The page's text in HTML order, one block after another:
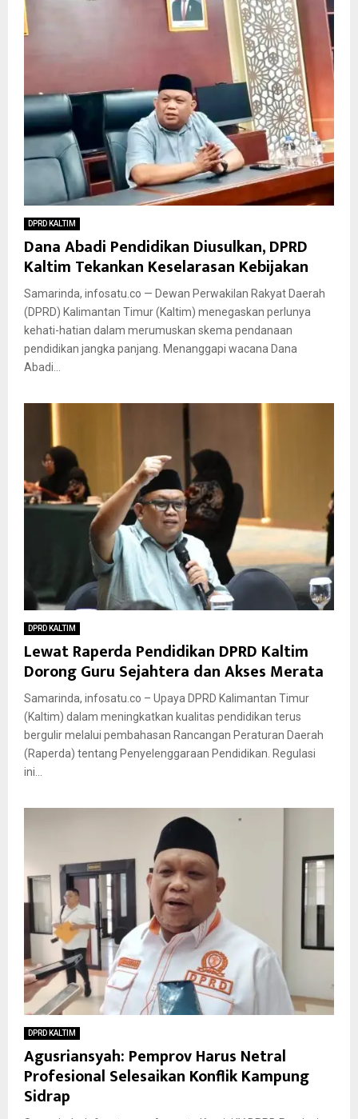
DPRD KALTIM
Dana Abadi Pendidikan Diusulkan, DPRD
Kaltim Tekankan Keselarasan Kebijakan
Samarinda, infosatu.co — Dewan Perwakilan Rakyat Daerah
(DPRD) Kalimantan Timur (Kaltim) menegaskan perlunya
kehati-hatian dalam merumuskan skema pendanaan
pendidikan jangka panjang. Menanggapi wacana Dana
Abadi...
DPRD KALTIM
Lewat Raperda Pendidikan DPRD Kaltim
Dorong Guru Sejahtera dan Akses Merata
Samarinda, infosatu.co – Upaya DPRD Kalimantan Timur
(Kaltim) dalam meningkatkan kualitas pendidikan terus
bergulir melalui pembahasan Rancangan Peraturan Daerah
(Raperda) tentang Penyelenggaraan Pendidikan. Regulasi
ini...
DPRD KALTIM
Agusriansyah: Pemprov Harus Netral
Profesional Selesaikan Konflik Kampung
Sidrap